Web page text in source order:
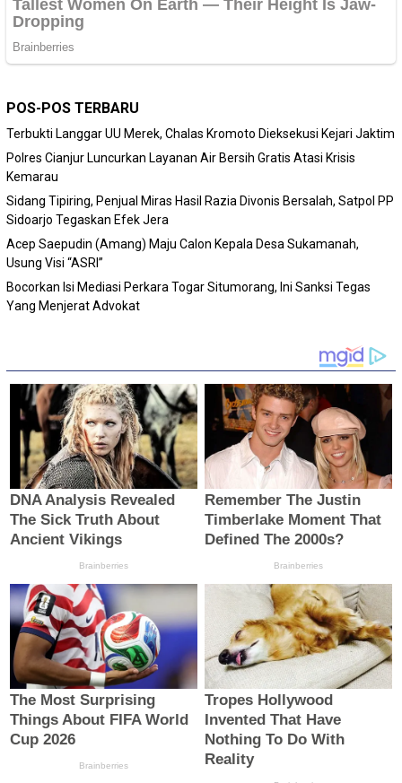
POS-POS TERBARU
Terbukti Langgar UU Merek, Chalas Kromoto Dieksekusi Kejari Jaktim
Polres Cianjur Luncurkan Layanan Air Bersih Gratis Atasi Krisis
Kemarau
Sidang Tipiring, Penjual Miras Hasil Razia Divonis Bersalah, Satpol PP
Sidoarjo Tegaskan Efek Jera
Acep Saepudin (Amang) Maju Calon Kepala Desa Sukamanah,
Usung Visi “ASRI”
Bocorkan Isi Mediasi Perkara Togar Situmorang, Ini Sanksi Tegas
Yang Menjerat Advokat